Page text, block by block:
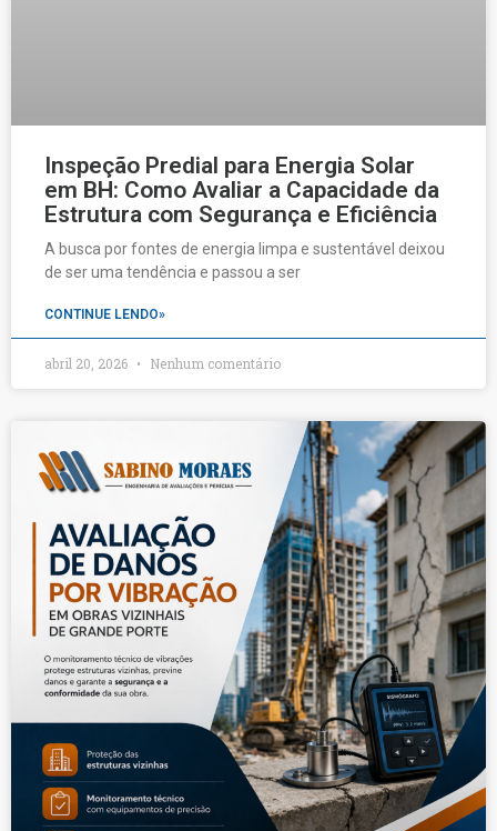
Inspeção Predial para Energia Solar
em BH: Como Avaliar a Capacidade da
Estrutura com Segurança e Eficiência
A busca por fontes de energia limpa e sustentável deixou
de ser uma tendência e passou a ser
CONTINUE LENDO»
abril 20, 2026 Nenhum comentário